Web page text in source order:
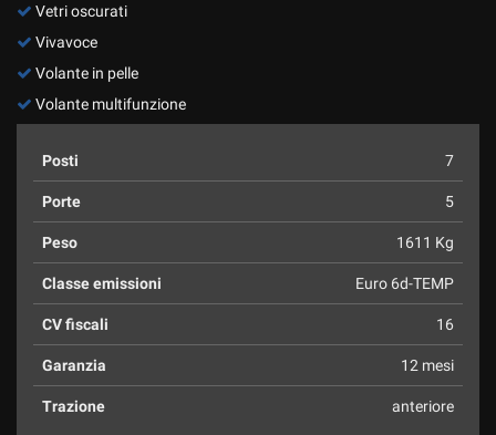
Vetri oscurati
Vivavoce
Volante in pelle
Volante multifunzione
Posti 7
Porte 5
Peso 1611 Kg
Classe emissioni Euro 6d-TEMP
CV fiscali 16
Garanzia 12 mesi
Trazione anteriore